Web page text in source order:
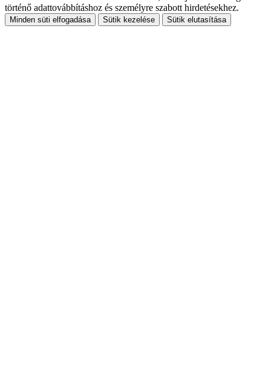
történő adattovábbításhoz és személyre szabott hirdetésekhez.
Minden süti elfogadása Sütik kezelése Sütik elutasítása